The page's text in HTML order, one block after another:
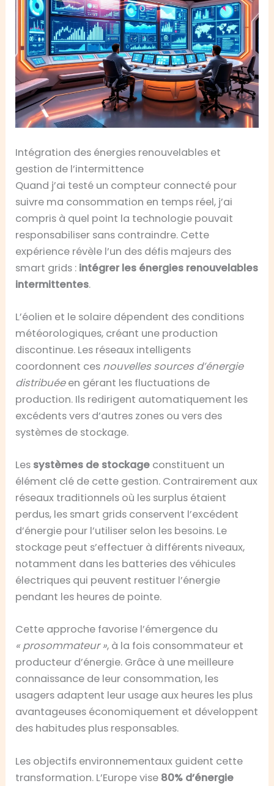
Intégration des énergies renouvelables et
gestion de l’intermittence
Quand j’ai testé un compteur connecté pour
suivre ma consommation en temps réel, j’ai
compris à quel point la technologie pouvait
responsabiliser sans contraindre. Cette
expérience révèle l’un des défis majeurs des
smart grids : intégrer les énergies renouvelables
intermittentes.
L’éolien et le solaire dépendent des conditions
météorologiques, créant une production
discontinue. Les réseaux intelligents
coordonnent ces nouvelles sources d’énergie
distribuéeen gérant les fluctuations de
production. Ils redirigent automatiquement les
excédents vers d’autres zones ou vers des
systèmes de stockage.
Les systèmes de stockage constituent un
élément clé de cette gestion. Contrairement aux
réseaux traditionnels où les surplus étaient
perdus, les smart grids conservent l’excédent
d’énergie pour l’utiliser selon les besoins. Le
stockage peut s’effectuer à différents niveaux,
notamment dans les batteries des véhicules
électriques qui peuvent restituer l’énergie
pendant les heures de pointe.
Cette approche favorise l’émergence du
« prosommateur », à la fois consommateur et
producteur d’énergie. Grâce à une meilleure
connaissance de leur consommation, les
usagers adaptent leur usage aux heures les plus
avantageuses économiquement et développent
des habitudes plus responsables.
Les objectifs environnementaux guident cette
transformation. L’Europe vise 80% d’énergie